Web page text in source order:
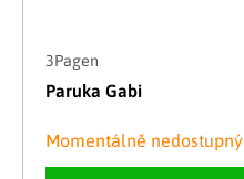
3Pagen
Paruka Gabi
Momentálně nedostupný